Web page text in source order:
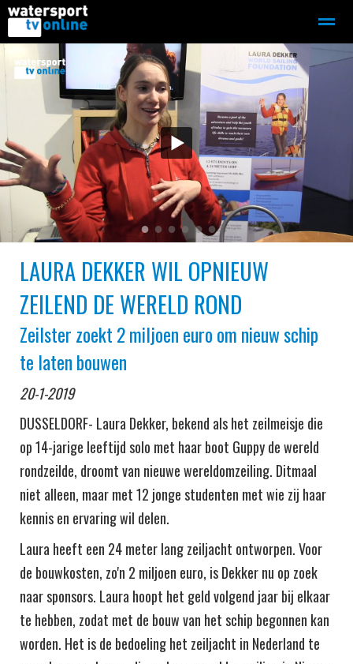
Zeilen Motorboot-sloep Adverteren Redactie
Contact Bellen Zoeken
● ● ● ● ●●
LAURA DEKKER WIL OPNIEUW
ZEILEND DE WERELD ROND
Zeilster zoekt 2 miljoen euro om nieuw schip
te laten bouwen
20-1-2019
DUSSELDORF- Laura Dekker, bekend als het zeilmeisje die
op 14-jarige leeftijd solo met haar boot Guppy de wereld
rondzeilde, droomt van nieuwe wereldomzeiling. Ditmaal
niet alleen, maar met 12 jonge studenten met wie zij haar
kennis en ervaring wil delen.
Laura heeft een 24 meter lang zeiljacht ontworpen. Voor
de bouwkosten, zo'n 2 miljoen euro, is Dekker nu op zoek
naar sponsors. Laura hoopt het geld volgend jaar bij elkaar
te hebben, zodat met de bouw van het schip begonnen kan
worden. Het is de bedoeling het zeiljacht in Nederland te